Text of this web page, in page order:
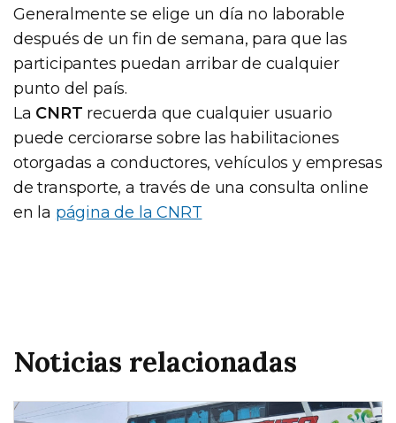
Generalmente se elige un día no laborable
después de un fin de semana, para que las
participantes puedan arribar de cualquier
punto del país.
La CNRT recuerda que cualquier usuario
puede cerciorarse sobre las habilitaciones
otorgadas a conductores, vehículos y empresas
de transporte, a través de una consulta online
en la página de la CNRT
Noticias relacionadas